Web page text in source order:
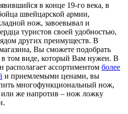
в конце 19-го века, в
швейцарской армии,
нож, завоевывал и
туристов своей удобностью,
других преимуществ. В
Вы сможете подобрать
в том виде, который Вам нужен. В
располагает ассортиментом более
и приемлемыми ценами, вы
многофункциональный нож,
же напротив – нож ложку